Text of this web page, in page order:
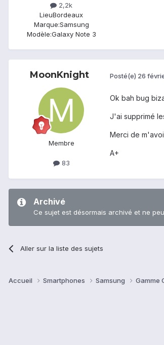
2,2k
LieuBordeaux
Marque:Samsung
Modèle:Galaxy Note 3
MoonKnight
Membre
83
Posté(e) 26
Ok bah bug
J'ai supprimé
Merci de
A+
Archivé
Ce sujet est désormais archivé et ne
Aller sur la liste des sujets
Accueil Smartphones Samsung Gamme